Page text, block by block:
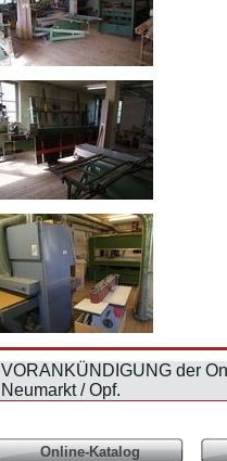
VORANKÜNDIGUNG der
Neumarkt / Opf.
Online-Katalog